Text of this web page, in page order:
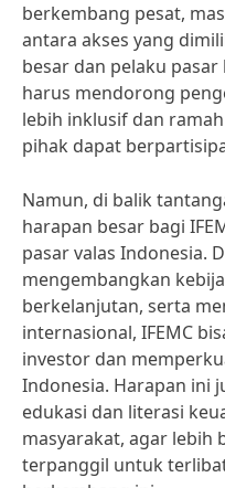
berkembang pesat,
antara akses yang
besar dan pelaku pasar
harus mendorong
lebih inklusif dan
pihak dapat
Namun, di balik
harapan besar bagi
pasar valas Indonesia.
mengembangkan
berkelanjutan, serta
internasional, IFEMC
investor dan
Indonesia. Harapan ini
edukasi dan literasi
masyarakat, agar lebih
terpanggil untuk